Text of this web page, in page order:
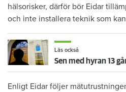
hälsorisker, därför bör Eidar
och inte installera teknik som
Läs också
Enligt Eidar följer